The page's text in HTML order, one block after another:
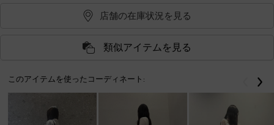
店舗の在庫状況を見る
類似アイテムを見る
このアイテムを使ったコーディネート: 戻る